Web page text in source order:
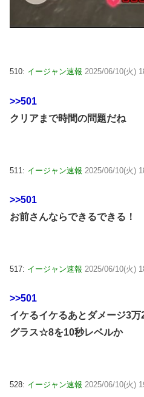
510: イージャン速報 2025/06/10(火)
>>501
クリアまで時間の問題だね
511: イージャン速報 2025/06/10(火)
>>501
お前さんならできるできる！
517: イージャン速報 2025/06/10(火)
>>501
イケるイケるあとダメージ3
グラス☆8を10秒レベルか
528: イージャン速報 2025/06/10(火)